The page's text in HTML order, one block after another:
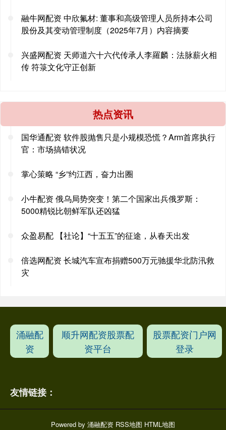
融牛网配资 中欣氟材: 董事和高级管理人员所持本公司
股份及其变动管理制度（2025年7月）内容摘要
兴盛网配资 天师道六十六代传承人李羅麟：法脉薪火相
传 符箓文化守正创新
热点资讯
国华通配资 软件股抛售只是小规模恐慌？Arm首席执行
官：市场搞错状况
掌心策略 “乡”约江西，奋力出圈
小牛配资 俄乌局势突变！第二个国家出兵俄罗斯：
5000精锐比朝鲜军队还凶猛
众盈易配 【社论】“十五五”的征途，从春天出发
倍选网配资 长城汽车宣布捐赠500万元驰援华北防汛救
灾
涌融配
资
顺升网配资股票配
资平台
股票配资门户网
登录
友情链接：
Powered by 涌融配资 RSS地图 HTML地图